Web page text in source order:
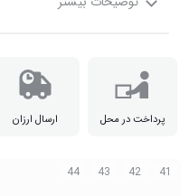
طول داخل کفش سایز 44 27.3
پرداخت در محل ارسال ارزان
41
42
43
44